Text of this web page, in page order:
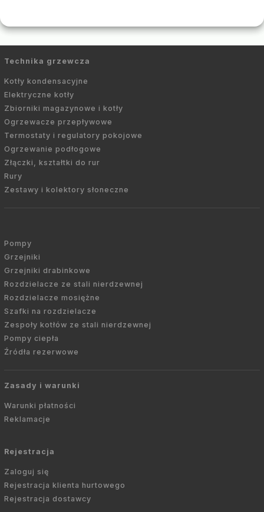
Technika grzewcza
Kotły kondensacyjne
Elektryczne kotły
Zbiorniki magazynowe i kotły
Ogrzewacze przepływowe
Termostaty i regulatory pokojowe
Ogrzewanie podłogowe
Złączki, kształtki do rur
Rury
Zestawy i kolektory słoneczne
Pompy
Grzejniki
Grzejniki drabinkowe
Rozdzielacze ze stali nierdzewnej
Rozdzielacze mosiężne
Szafki na rozdzielacze
Zespoły kotłów ze stali nierdzewnej
Pompy ciepła
Źródła rezerwowe
Zasady i warunki
Warunki płatności
Reklamacje
Rejestracja
Zaloguj się
Rejestracja klienta hurtowego
Rejestracja dostawcy